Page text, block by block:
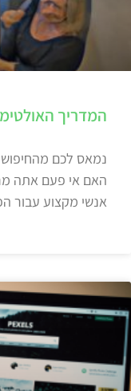
המדריך
נמאס לכם מהחיפוש
האם אי פעם אתה
אנשי מקצוע עבור